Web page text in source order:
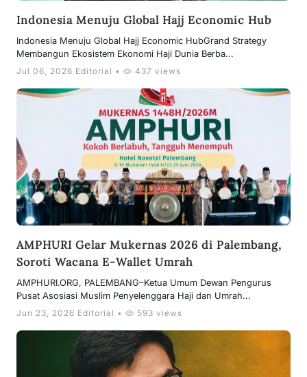
Indonesia Menuju Global Hajj Economic Hub
Indonesia Menuju Global Hajj Economic HubGrand Strategy
Membangun Ekosistem Ekonomi Haji Dunia Berba...
Jul 06, 2026 Editorial • 437 views
AMPHURI Gelar Mukernas 2026 di Palembang,
Soroti Wacana E-Wallet Umrah
AMPHURI.ORG, PALEMBANG–Ketua Umum Dewan Pengurus
Pusat Asosiasi Muslim Penyelenggara Haji dan Umrah...
Jun 23, 2026 Editorial • 593 views